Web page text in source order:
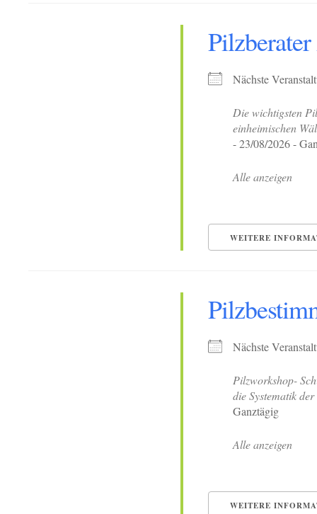
Nächste
Die wichtigsten
einheimischen
- 23/08/2026 -
Alle anzeigen
WEITERE
Nächste
Pilzworkshop-
die Systematik
Ganztägig
Alle anzeigen
WEITERE